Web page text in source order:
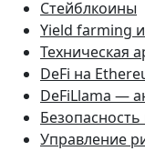
Стейблкоины
Yield farming
Техническая
DeFi на
DeFiLlama —
Управление